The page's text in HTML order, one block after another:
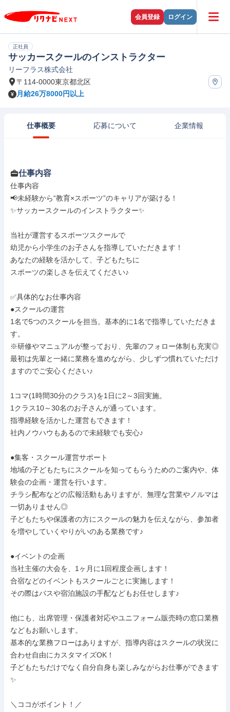
会員登録 ログイン
正社員
サッカースクールのインストラクター
リーフラス株式会社
〒114-0000東京都北区
月給26万8000円以上
仕事概要 応募について 企業情報
仕事内容
仕事内容
📢未経験から“教育×スポーツ”のキャリアが築ける！
✨サッカースクールのインストラクター✨
当社が運営するスポーツスクールで
幼児から小学生のお子さんを指導していただきます！
あなたの経験を活かして、子どもたちに
スポーツの楽しさを伝えてください♪
✅具体的なお仕事内容
●スクールの運営
1名で5つのスクールを担当。基本的に1名で指導していただきま
す。
※研修やマニュアルが整っており、先輩のフォロー体制も充実◎
最初は先輩と一緒に業務を進めながら、少しずつ慣れていただけ
ますのでご安心ください♪
1コマ(1時間30分のクラス)を1日に2～3回実施。
1クラス10～30名のお子さんが通っています。
指導経験を活かした運営もできます！
社内ノウハウもあるので未経験でも安心♪
●集客・スクール運営サポート
地域の子どもたちにスクールを知ってもらうためのご案内や、体
験会の企画・運営を行います。
チラシ配布などの広報活動もありますが、無理な営業やノルマは
一切ありません◎
子どもたちや保護者の方にスクールの魅力を伝えながら、参加者
を増やしていくやりがいのある業務です♪
●イベントの企画
当社主催の大会を、1ヶ月に1回程度企画します！
合宿などのイベントもスクールごとに実施します！
その際はバスや宿泊施設の手配などもお任せします♪
他にも、出席管理・保護者対応やユニフォーム販売時の窓口業務
などもお願いします。
基本的な業務フローはありますが、指導内容はスクールの状況に
合わせ自由にカスタマイズOK！
子どもたちだけでなく自分自身も楽しみながらお仕事ができます
✨
＼ココがポイント！／